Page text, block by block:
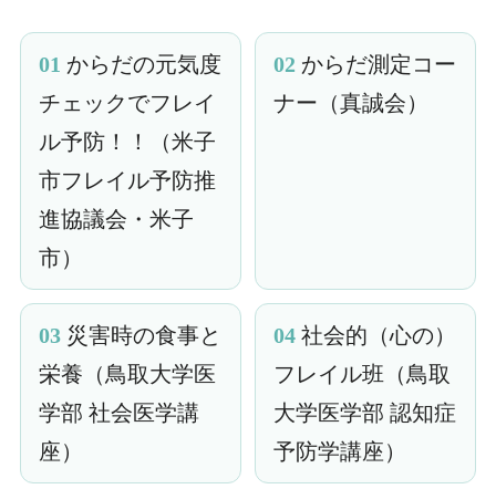
01 からだの元気度
チェックでフレイ
ル予防！！（米子
市フレイル予防推
進協議会・米子
市）
02 からだ測定コー
ナー（真誠会）
03災害時の食事と
栄養（鳥取大学医
学部 社会医学講
座）
04 社会的（心の）
フレイル班（鳥取
大学医学部 認知症
予防学講座）